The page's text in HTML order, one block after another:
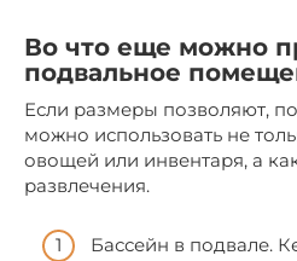
Во что еще можно
подвальное
Если размеры позволяют,
можно использовать не
овощей или инвентаря, а
развлечения.
Бассейн в подвале.